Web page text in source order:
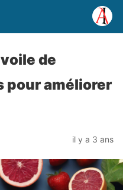
de
pour améliorer
il y a 3 ans